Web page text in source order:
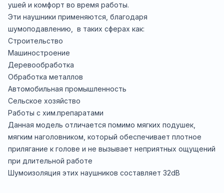
ушей и комфорт во время работы.
Эти наушники применяются, благодаря
шумоподавлению, в таких сферах как:
Строительство
Машиностроение
Деревообработка
Обработка металлов
Автомобильная промышленность
Сельское хозяйство
Работы с хим.препаратами
Данная модель отличается помимо мягких подушек,
мягким наголовником, который обеспечивает плотное
прилягание к голове и не вызывает неприятных ощущений
при длительной работе
Шумоизоляция этих наушников составляет 32dB